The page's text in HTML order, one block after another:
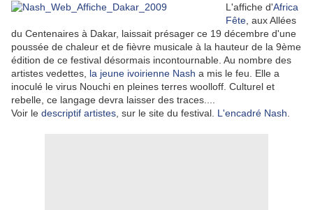
L'affiche d'Africa
Fête , aux Allées
du Centenaires à Dakar, laissait présager ce 19 décembre d'une
poussée de chaleur et de fièvre musicale à la hauteur de la 9ème
édition de ce festival désormais incontournable. Au nombre des
artistes vedettes, la jeune ivoirienne Nash a mis le feu. Elle a
inoculé le virus Nouchi en pleines terres woolloff. Culturel et
rebelle, ce langage devra laisser des traces....
Voir le descriptif artistes , sur le site du festival. L'encadré Nash